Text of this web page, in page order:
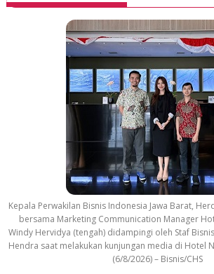
Kepala Perwakilan Bisnis Indonesia Jawa Barat,
bersama Marketing Communication Manager
Windy Hervidya (tengah) didampingi oleh Staf
Hendra saat melakukan kunjungan media di Hotel
(6/8/2026) – Bisnis/CHS